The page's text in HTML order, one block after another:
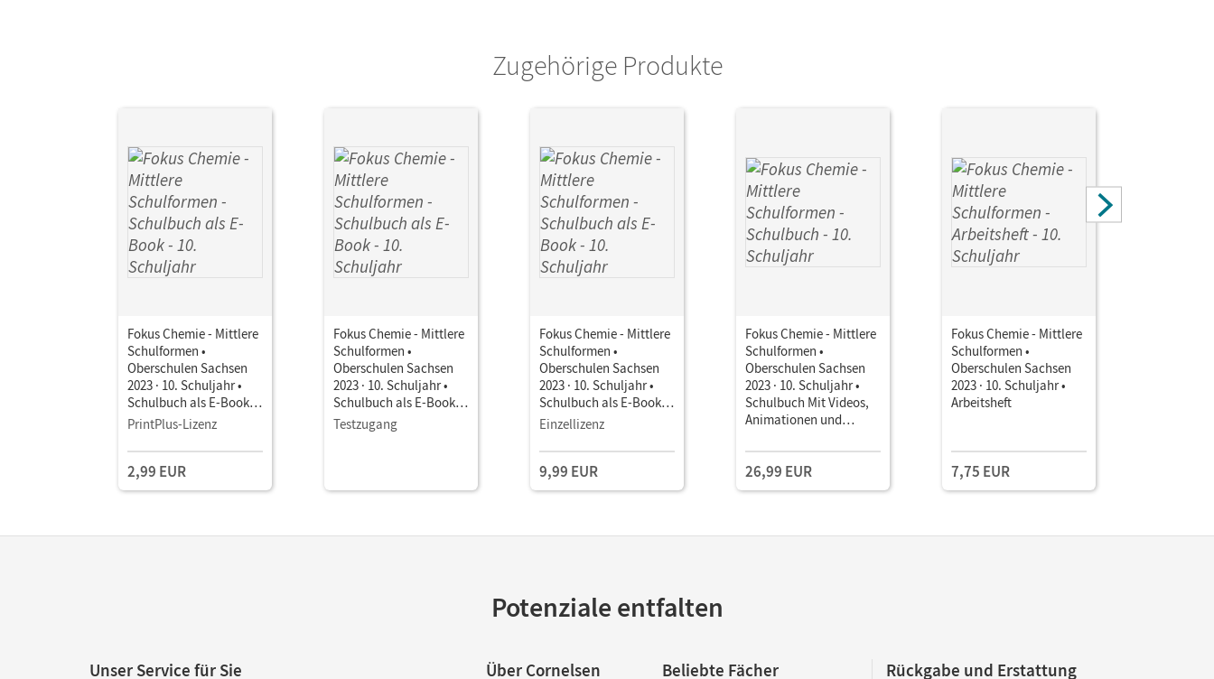
Zugehörige Produkte
Fokus Chemie - Mittlere
Schulformen •
Oberschulen Sachsen
2023 · 10. Schuljahr •
Schulbuch als E-Book
Mit Medien
PrintPlus-Lizenz
2,99 EUR
Fokus Chemie - Mittlere
Schulformen •
Oberschulen Sachsen
2023 · 10. Schuljahr •
Schulbuch als E-Book
Mit Medien
Testzugang
Fokus Chemie - Mittlere
Schulformen •
Oberschulen Sachsen
2023 · 10. Schuljahr •
Schulbuch als E-Book
Mit Medien
Einzellizenz
9,99 EUR
Fokus Chemie - Mittlere
Schulformen •
Oberschulen Sachsen
2023 · 10. Schuljahr •
Schulbuch Mit Videos,
Animationen und
26,99 EUR
Fokus Chemie - Mittlere
Schulformen •
Oberschulen Sachsen
2023 · 10. Schuljahr •
Arbeitsheft
7,75 EUR
Potenziale entfalten
Unser Service für Sie Über Cornelsen Beliebte Fächer Rückgabe und Erstattung